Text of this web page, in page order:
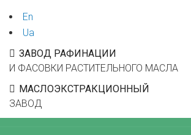
En
Ua
ЗАВОД РАФИНАЦИИ
И ФАСОВКИ РАСТИТЕЛЬНОГО МАСЛА
МАСЛОЭКСТРАКЦИОННЫЙ
ЗАВОД